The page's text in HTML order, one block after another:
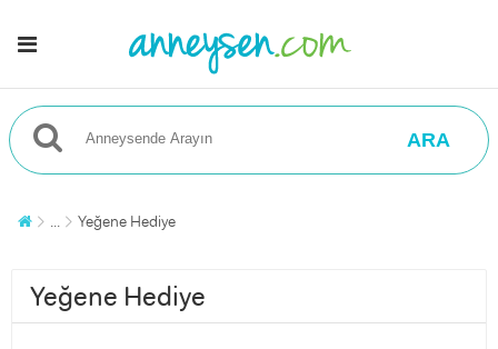
ARA
... Yeğene Hediye
Yeğene Hediye